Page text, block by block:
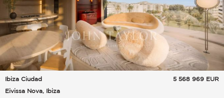
Ibiza Ciudad
Eivissa Nova, Ibiza
5 568 969 EUR